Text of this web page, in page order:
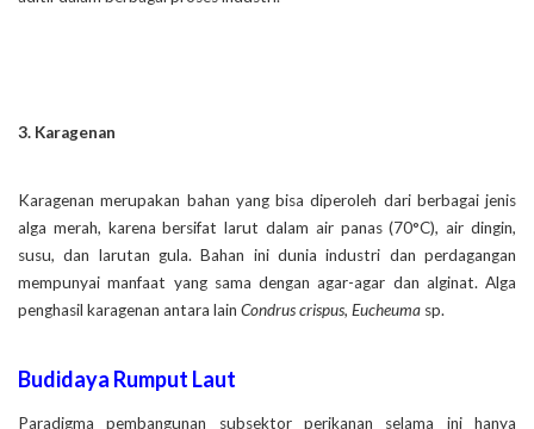
3. Karagenan
Karagenan merupakan bahan yang bisa diperoleh dari berbagai jenis
alga merah, karena bersifat larut dalam air panas (70°C), air dingin,
susu, dan larutan gula. Bahan ini dunia industri dan perdagangan
mempunyai manfaat yang sama dengan agar-agar dan alginat. Alga
penghasil karagenan antara lain Condrus crispus, Eucheuma sp.
Budidaya Rumput Laut
Paradigma pembangunan subsektor perikanan selama ini hanya